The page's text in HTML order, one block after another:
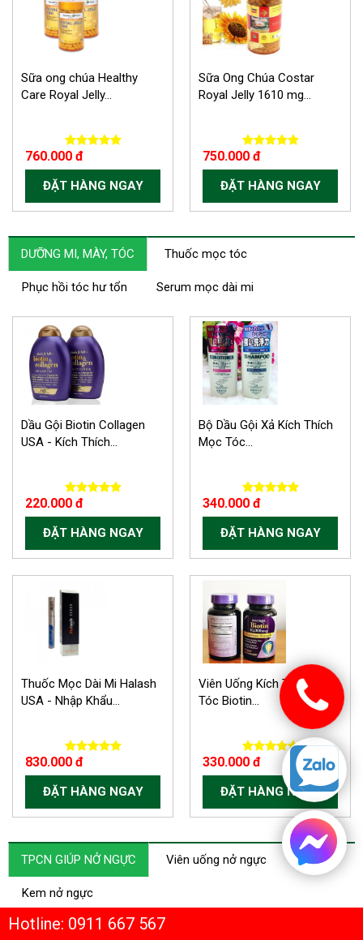
Sữa ong chúa Healthy
Care Royal Jelly...
760.000 đ
ĐẶT HÀNG NGAY
Sữa Ong Chúa Costar
Royal Jelly 1610 mg...
750.000 đ
ĐẶT HÀNG NGAY
DƯỠNG MI, MÀY, TÓC Thuốc mọc tóc
Phục hồi tóc hư tổn Serum mọc dài mi
Dầu Gội Biotin Collagen
USA - Kích Thích...
220.000 đ
ĐẶT HÀNG NGAY
Bộ Dầu Gội Xả Kích Thích
Mọc Tóc...
340.000 đ
ĐẶT HÀNG NGAY
Thuốc Mọc Dài Mi Halash
USA - Nhập Khẩu...
830.000 đ
ĐẶT HÀNG NGAY
Viên Uống Kích Thích Mọc
Tóc Biotin...
330.000 đ
ĐẶT HÀNG NGAY
TPCN GIÚP NỞ NGỰC Viên uống nở ngực
Kem nở ngực
Hotline: 0911 667 567